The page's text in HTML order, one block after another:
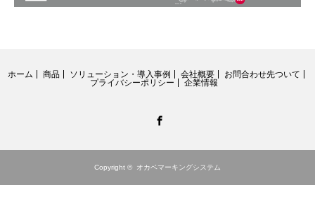
ホーム 商品 ソリューション・導入事例 会社概要
お問合わせ先ついて
プライバシーポリシー
企業情報
Copyright © オカベマーキングシステム